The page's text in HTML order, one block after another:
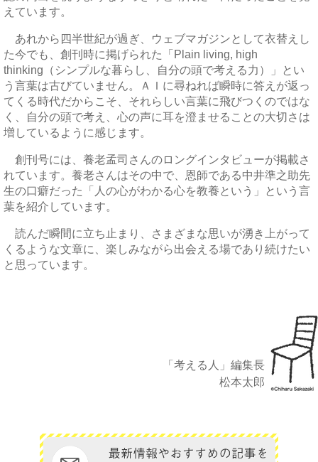
えています。
あれから四半世紀が過ぎ、ウェブマガジンとして衣替えし
た今でも、創刊時に掲げられた「Plain living, high
thinking（シンプルな暮らし、自分の頭で考える力）」とい
う言葉は古びていません。ＡＩに尋ねれば瞬時に答えが返っ
てくる時代だからこそ、それらしい言葉に飛びつくのではな
く、自分の頭で考え、心の声に耳を澄ませることの大切さは
増しているように感じます。
創刊号には、養老孟司さんのロングインタビューが掲載さ
れています。養老さんはその中で、恩師である中井準之助先
生の口癖だった「人の心がわかる心を教養という」という言
葉を紹介しています。
読んだ瞬間に立ち止まり、さまざまな思いが湧き上がって
くるような文章に、楽しみながら出会える場であり続けたい
と思っています。
「考える人」編集長
松本太郎